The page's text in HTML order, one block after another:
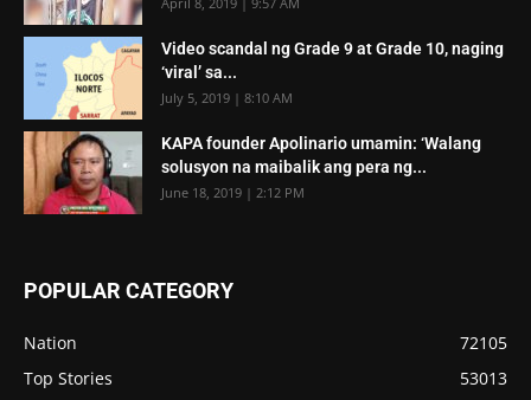
Video scandal ng Grade 9 at Grade 10, naging
‘viral’ sa...
July 5, 2019 | 8:10 AM
KAPA founder Apolinario umamin: ‘Walang
solusyon na maibalik ang pera ng...
June 18, 2019 | 2:12 PM
POPULAR CATEGORY
Nation
72105
Top Stories
53013